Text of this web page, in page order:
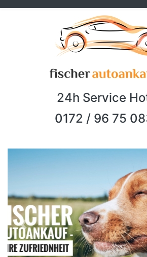
24h Service
0172 / 96 75
Previous